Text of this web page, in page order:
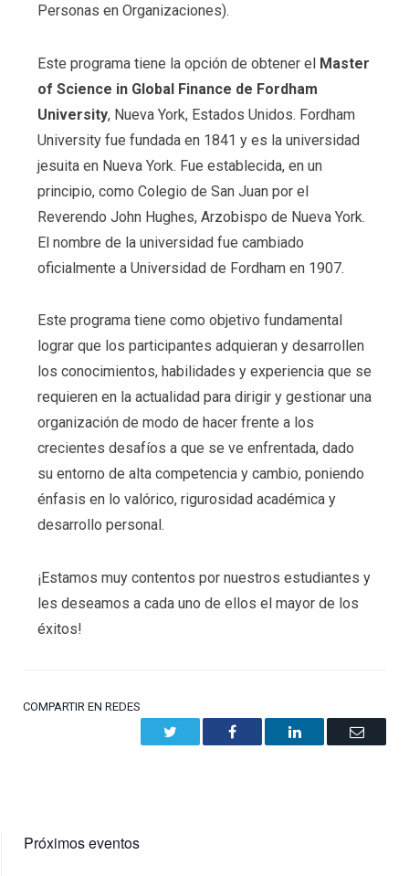
Personas en Organizaciones).
Este programa tiene la opción de obtener el Master
of Science in Global Finance de Fordham
University, Nueva York, Estados Unidos. Fordham
University fue fundada en 1841 y es la universidad
jesuita en Nueva York. Fue establecida, en un
principio, como Colegio de San Juan por el
Reverendo John Hughes, Arzobispo de Nueva York.
El nombre de la universidad fue cambiado
oficialmente a Universidad de Fordham en 1907.
Este programa tiene como objetivo fundamental
lograr que los participantes adquieran y desarrollen
los conocimientos, habilidades y experiencia que se
requieren en la actualidad para dirigir y gestionar una
organización de modo de hacer frente a los
crecientes desafíos a que se ve enfrentada, dado
su entorno de alta competencia y cambio, poniendo
énfasis en lo valórico, rigurosidad académica y
desarrollo personal.
¡Estamos muy contentos por nuestros estudiantes y
les deseamos a cada uno de ellos el mayor de los
éxitos!
COMPARTIR EN REDES
Facebook LinkedIn Email
Próximos eventos